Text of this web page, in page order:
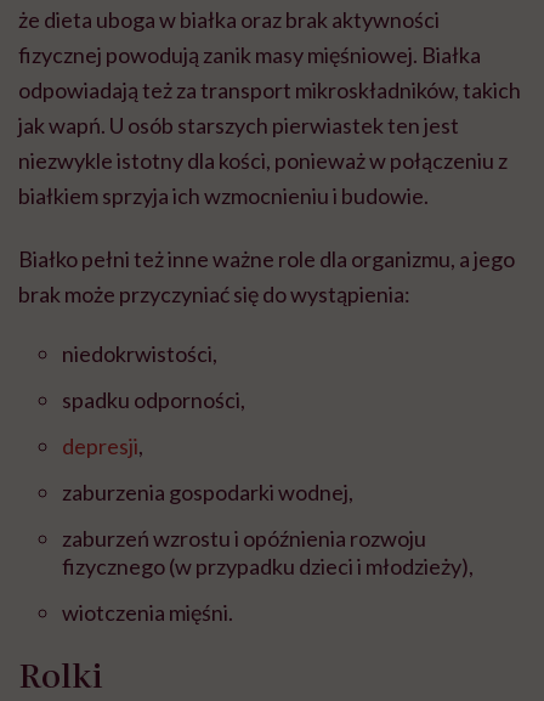
że dieta uboga w białka oraz brak aktywności
fizycznej powodują zanik masy mięśniowej. Białka
odpowiadają też za transport mikroskładników, takich
jak wapń. U osób starszych pierwiastek ten jest
niezwykle istotny dla kości, ponieważ w połączeniu z
białkiem sprzyja ich wzmocnieniu i budowie.
Białko pełni też inne ważne role dla organizmu, a jego
brak może przyczyniać się do wystąpienia:
niedokrwistości,
spadku odporności,
depresji,
zaburzenia gospodarki wodnej,
zaburzeń wzrostu i opóźnienia rozwoju
fizycznego (w przypadku dzieci i młodzieży),
wiotczenia mięśni.
Rolki